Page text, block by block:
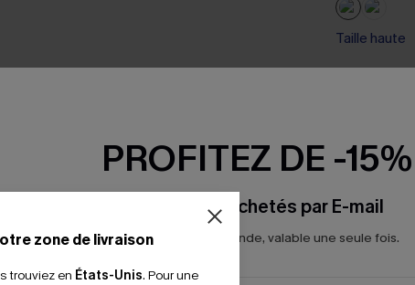
Taille haute
zone de livraison
trouviez en États-Unis. Pour une
PROFITEZ DE -15%
-15% dès 2 Achetés par E-mail
*Un code par commande, valable une seule fois.